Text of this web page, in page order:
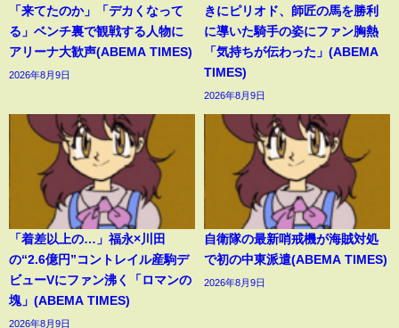
「来てたのか」「デカくなって
る」ベンチ裏で観戦する人物に
アリーナ大歓声(ABEMA TIMES)
2026年8月9日
きにピリオド、師匠の馬を勝利
に導いた騎手の姿にファン胸熱
「気持ちが伝わった」(ABEMA
TIMES)
2026年8月9日
「着差以上の…」福永×川田
の“2.6億円”コントレイル産駒デ
ビューVにファン沸く「ロマンの
塊」(ABEMA TIMES)
2026年8月9日
自衛隊の最新哨戒機が海賊対処
で初の中東派遣(ABEMA TIMES)
2026年8月9日